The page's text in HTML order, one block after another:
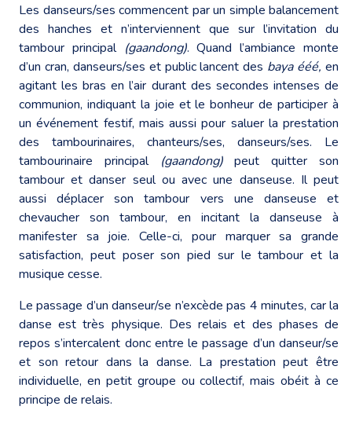
Les danseurs/ses commencent par un simple balancement
des hanches et n’interviennent que sur l’invitation du
tambour principal (gaandong). Quand l’ambiance monte
d’un cran, danseurs/ses et public lancent des baya ééé, en
agitant les bras en l’air durant des secondes intenses de
communion, indiquant la joie et le bonheur de participer à
un événement festif, mais aussi pour saluer la prestation
des tambourinaires, chanteurs/ses, danseurs/ses. Le
tambourinaire principal
(gaandong)peut quitter son
tambour et danser seul ou avec une danseuse. Il peut
aussi déplacer son tambour vers une danseuse et
chevaucher son tambour, en incitant la danseuse à
manifester sa joie. Celle-ci, pour marquer sa grande
satisfaction, peut poser son pied sur le tambour et la
musique cesse.
Le passage d’un danseur/se n’excède pas 4 minutes, car la
danse est très physique. Des relais et des phases de
repos s’intercalent donc entre le passage d’un danseur/se
et son retour dans la danse. La prestation peut être
individuelle, en petit groupe ou collectif, mais obéit à ce
principe de relais.